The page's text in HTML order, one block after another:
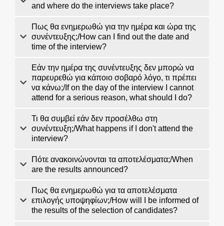
and where do the interviews take place?
Πως θα ενημερωθώ για την ημέρα και ώρα της
συνέντευξης;/How can I find out the date and
time of the interview?
Εάν την ημέρα της συνέντευξης δεν μπορώ να
παρευρεθώ για κάποιο σοβαρό λόγο, τι πρέπει
να κάνω;/If on the day of the interview I cannot
attend for a serious reason, what should I do?
Τι θα συμβεί εάν δεν προσέλθω στη
συνέντευξη;/What happens if I don't attend the
interview?
Πότε ανακοινώνονται τα αποτελέσματα;/When
are the results announced?
Πως θα ενημερωθώ για τα αποτελέσματα
επιλογής υποψηφίων;/How will I be informed of
the results of the selection of candidates?